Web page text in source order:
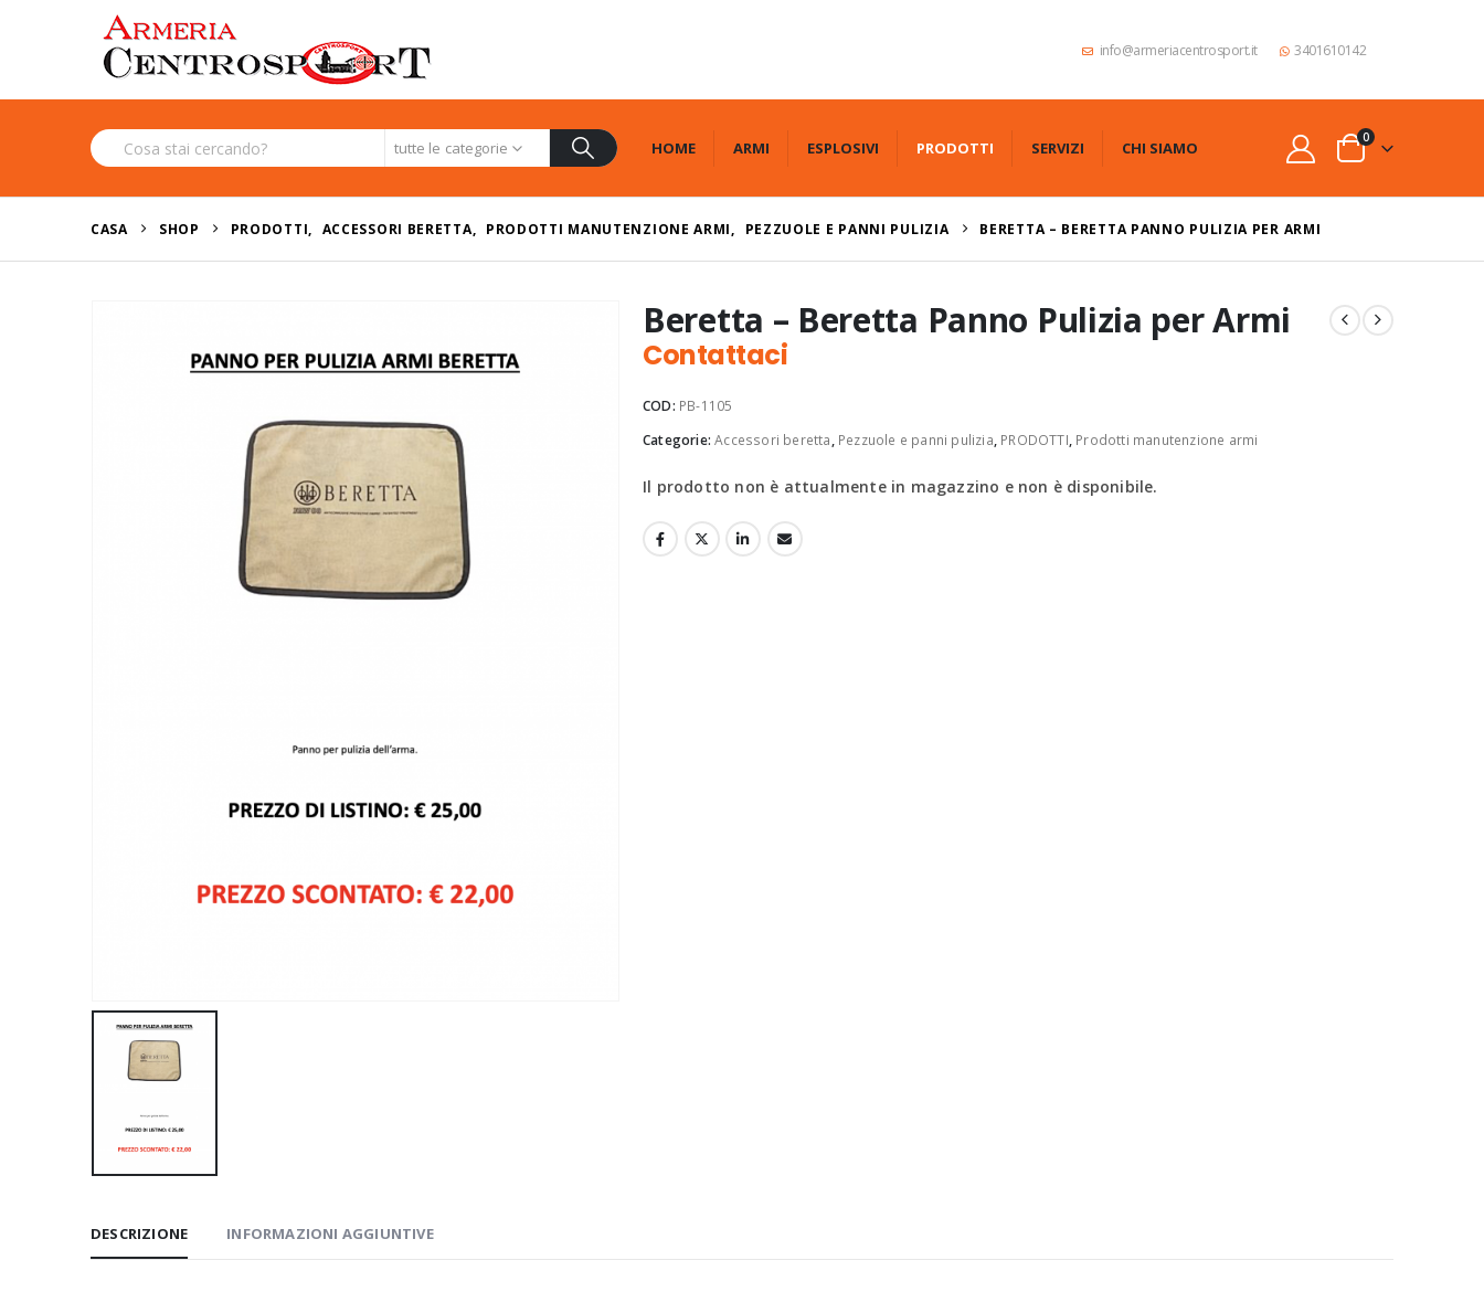
info@armeriacentrosport.it 3401610142
tutte le categorie HOME ARMI ESPLOSIVI PRODOTTI SERVIZI CHI SIAMO
0
CASA SHOP PRODOTTI, ACCESSORI BERETTA, PRODOTTI MANUTENZIONE ARMI, PEZZUOLE E PANNI PULIZIA BERETTA – BERETTA PANNO PULIZIA PER ARMI
Beretta – Beretta Panno Pulizia per Armi
Contattaci
COD: PB-1105
Categorie:Accessori beretta, Pezzuole e panni pulizia, PRODOTTI, Prodotti manutenzione armi
Il prodotto non è attualmente in magazzino e non è disponibile.
DESCRIZIONE INFORMAZIONI AGGIUNTIVE